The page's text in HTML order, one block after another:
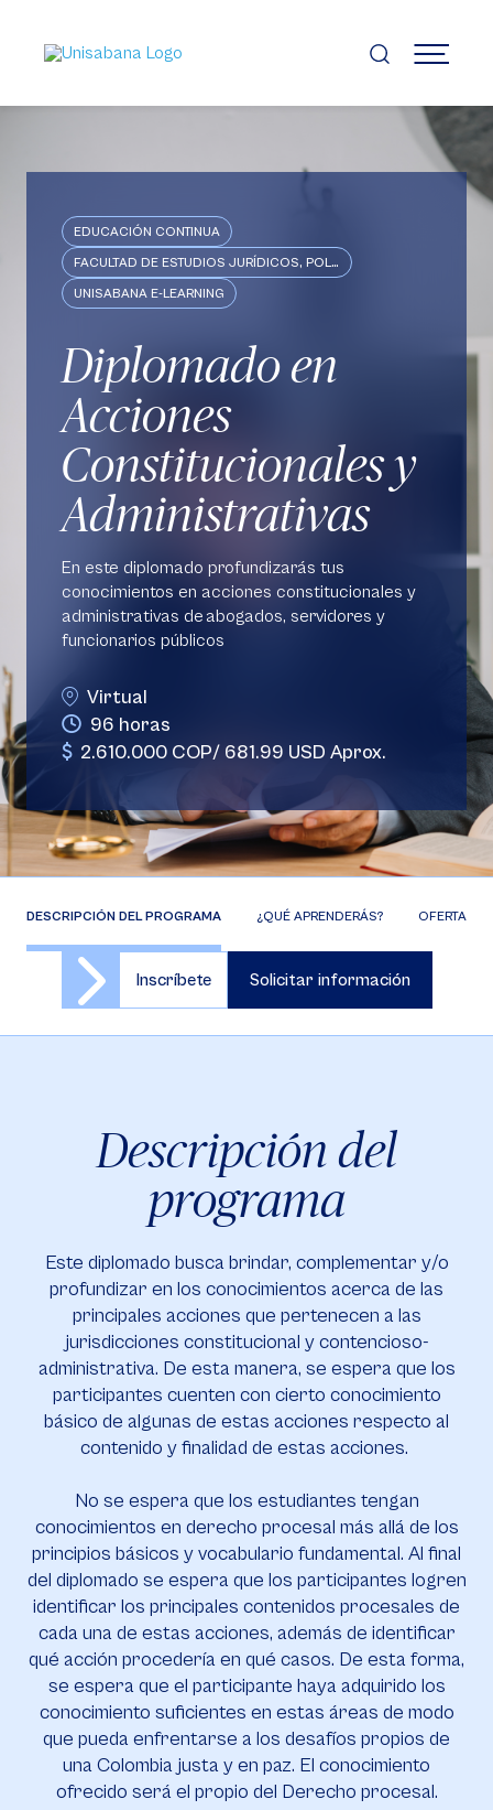
contenido
principal
MENÚ
EDUCACIÓN CONTINUA
FACULTAD DE ESTUDIOS JURÍDICOS, POLÍTICOS E INTERNACIONALES
UNISABANA E-LEARNING
Diplomado en
Acciones
Constitucionales y
Administrativas
En este diplomado profundizarás tus
conocimientos en acciones constitucionales y
administrativas de abogados, servidores y
funcionarios públicos
96 horas
Virtual
2.610.000 COP/ 681.99 USD Aprox.
DESCRIPCIÓN DEL PROGRAMA ¿QUÉ APRENDERÁS? OFERTA DE
Inscríbete Solicitar información
Descripción del
programa
Este diplomado busca brindar, complementar y/o
profundizar en los conocimientos acerca de las
principales acciones que pertenecen a las
jurisdicciones constitucional y contencioso-
administrativa. De esta manera, se espera que los
participantes cuenten con cierto conocimiento
básico de algunas de estas acciones respecto al
contenido y finalidad de estas acciones.
No se espera que los estudiantes tengan
conocimientos en derecho procesal más allá de los
principios básicos y vocabulario fundamental. Al final
del diplomado se espera que los participantes logren
identificar los principales contenidos procesales de
cada una de estas acciones, además de identificar
qué acción procedería en qué casos. De esta forma,
se espera que el participante haya adquirido los
conocimiento suficientes en estas áreas de modo
que pueda enfrentarse a los desafíos propios de
una Colombia justa y en paz. El conocimiento
ofrecido será el propio del Derecho procesal.